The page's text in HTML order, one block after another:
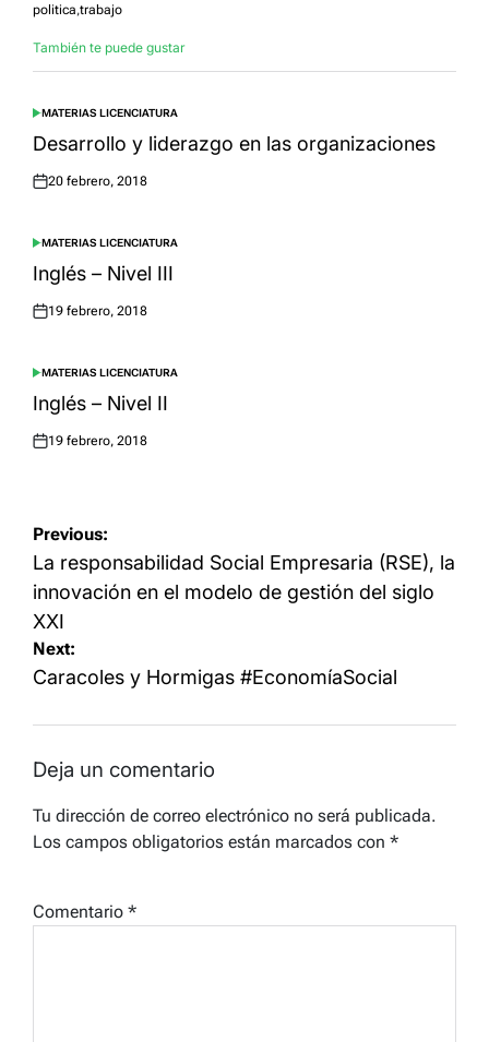
politica,trabajo
También te puede gustar
POSTED
IN
MATERIAS LICENCIATURA
Desarrollo y liderazgo en las organizaciones
Posted
20 febrero, 2018
POSTED
IN
MATERIAS LICENCIATURA
Inglés – Nivel III
Posted
19 febrero, 2018
POSTED
IN
MATERIAS LICENCIATURA
Inglés – Nivel II
Posted
19 febrero, 2018
Navegación
de
entradas
Previous:
La responsabilidad Social Empresaria (RSE), la
innovación en el modelo de gestión del siglo
XXI
Next:
Caracoles y Hormigas #EconomíaSocial
Deja un comentario
Tu dirección de correo electrónico no será publicada.
Los campos obligatorios están marcados con *
Comentario *